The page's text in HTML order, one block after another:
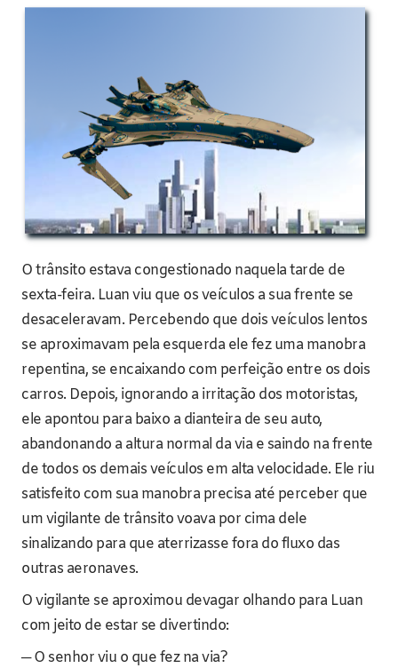
O trânsito estava congestionado naquela tarde de
sexta-feira. Luan viu que os veículos a sua frente se
desaceleravam. Percebendo que dois veículos lentos
se aproximavam pela esquerda ele fez uma manobra
repentina, se encaixando com perfeição entre os dois
carros. Depois, ignorando a irritação dos motoristas,
ele apontou para baixo a dianteira de seu auto,
abandonando a altura normal da via e saindo na frente
de todos os demais veículos em alta velocidade. Ele riu
satisfeito com sua manobra precisa até perceber que
um vigilante de trânsito voava por cima dele
sinalizando para que aterrizasse fora do fluxo das
outras aeronaves.
O vigilante se aproximou devagar olhando para Luan
com jeito de estar se divertindo:
─ O senhor viu o que fez na via?